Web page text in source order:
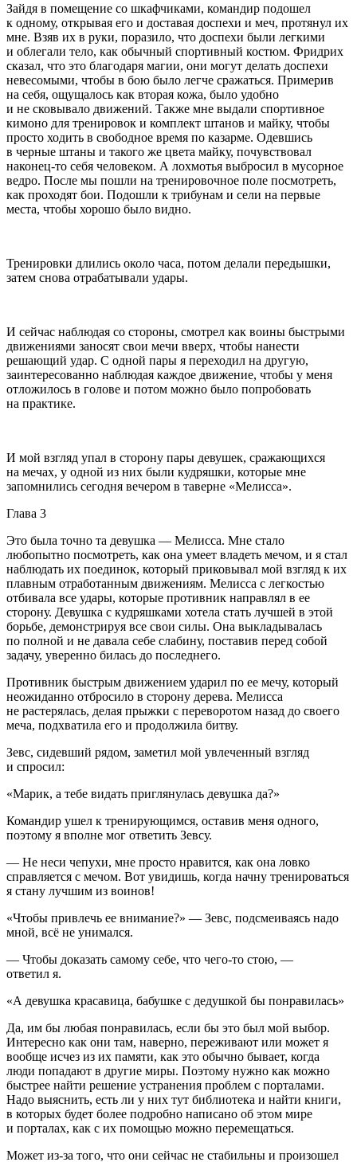
Зайдя в помещение со шкафчиками, командир подошел
к одному, открывая его и доставая доспехи и меч, протянул их
мне. Взяв их в руки, поразило, что доспехи были легкими
и облегали тело, как обычный спортивный костюм. Фридрих
сказал, что это благодаря магии, они могут делать доспехи
невесомыми, чтобы в бою было легче сражаться. Примерив
на себя, ощущалось как вторая кожа, было удобно
и не сковывало движений. Также мне выдали спортивное
кимоно для тренировок и комплект штанов и майку, чтобы
просто ходить в свободное время по казарме. Одевшись
в черные штаны и такого же цвета майку, почувствовал
наконец-то себя человеком. А лохмотья выбросил в мусорное
ведро. После мы пошли на тренировочное поле посмотреть,
как проходят бои. Подошли к трибунам и сели на первые
места, чтобы хорошо было видно.
Тренировки длились около часа, потом делали передышки,
затем снова отрабатывали удары.
И сейчас наблюдая со стороны, смотрел как воины быстрыми
движениями заносят свои мечи вверх, чтобы нанести
решающий удар. С одной пары я переходил на другую,
заинтересованно наблюдая каждое движение, чтобы у меня
отложилось в голове и потом можно было попробовать
на практике.
И мой взгляд упал в сторону пары девушек, сражающихся
на мечах, у одной из них были кудряшки, которые мне
запомнились сегодня вечером в таверне «Мелисса».
Глава 3
Это была точно та девушка — Мелисса. Мне стало
любопытно посмотреть, как она умеет владеть мечом, и я стал
наблюдать их поединок, который приковывал мой взгляд к их
плавным отработанным движениям. Мелисса с легкостью
отбивала все удары, которые противник направлял в ее
сторону. Девушка с кудряшками хотела стать лучшей в этой
борьбе, демонстрируя все свои силы. Она выкладывалась
по полной и не давала себе слабину, поставив перед собой
задачу, уверенно билась до последнего.
Противник быстрым движением ударил по ее мечу, который
неожиданно отбросило в сторону дерева. Мелисса
не растерялась, делая прыжки с переворотом назад до своего
меча, подхватила его и продолжила битву.
Зевс, сидевший рядом, заметил мой увлеченный взгляд
и спросил:
«Марик, а тебе видать приглянулась девушка да?»
Командир ушел к тренирующимся, оставив меня одного,
поэтому я вполне мог ответить Зевсу.
— Не неси чепухи, мне просто нравится, как она ловко
справляется с мечом. Вот увидишь, когда начну тренироваться
я стану лучшим из воинов!
«Чтобы привлечь ее внимание?» — Зевс, подсмеиваясь надо
мной, всё не унимался.
— Чтобы доказать самому себе, что чего-то стою, —
ответил я.
«А девушка красавица, бабушке с дедушкой бы понравилась»
Да, им бы любая понравилась, если бы это был мой выбор.
Интересно как они там, наверно, переживают или может я
вообще исчез из их памяти, как это обычно бывает, когда
люди попадают в другие миры. Поэтому нужно как можно
быстрее найти решение устранения проблем с порталами.
Надо выяснить, есть ли у них тут библиотека и найти книги,
в которых будет более подробно написано об этом мире
и порталах, как с их помощью можно перемещаться.
Может из-за того, что они сейчас не стабильны и произошел